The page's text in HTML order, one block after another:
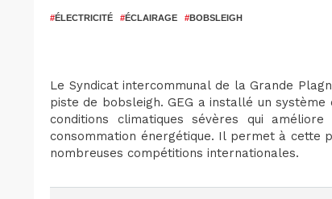
#ÉLECTRICITÉ #ÉCLAIRAGE #BOBSLEIGH
Le Syndicat intercommunal de la Grande
piste de bobsleigh. GEG a installé un
conditions climatiques sévères qui
consommation énergétique. Il permet à cette
nombreuses compétitions internationales.